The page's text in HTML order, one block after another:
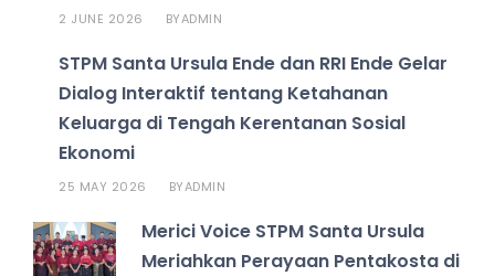
2 JUNE 2026 BYADMIN
STPM Santa Ursula Ende dan RRI Ende Gelar
Dialog Interaktif tentang Ketahanan
Keluarga di Tengah Kerentanan Sosial
Ekonomi
25 MAY 2026 BYADMIN
Merici Voice STPM Santa Ursula
Meriahkan Perayaan Pentakosta di